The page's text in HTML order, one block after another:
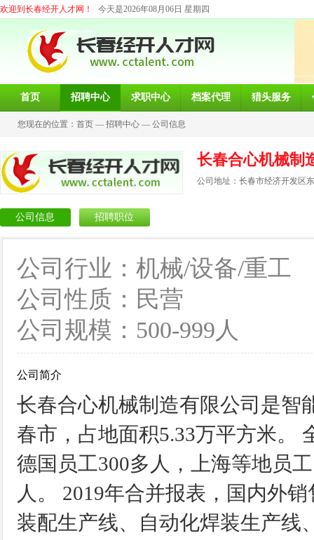
欢迎到长春经开人才网！ 今天是2026年08月06日 星期四
首页 招聘中心 求职中心 档案代理 猎头服务
您现在的位置： 首页 — 招聘中心 — 公司信息
长春合心机械制
公司地址：长春市经济开发区
公司信息 招聘职位
公司行业：机械/设备/重工
公司性质：民营
公司规模：500-999人
公司简介
长春合心机械制造有限公司是智
春市，占地面积5.33万平方米。
德国员工300多人，上海等地员
人。 2019年合并报表，国内外
装配生产线、自动化焊装生产线